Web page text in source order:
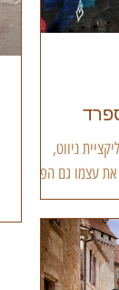
ניווט,
את עצמו גם הפעם.